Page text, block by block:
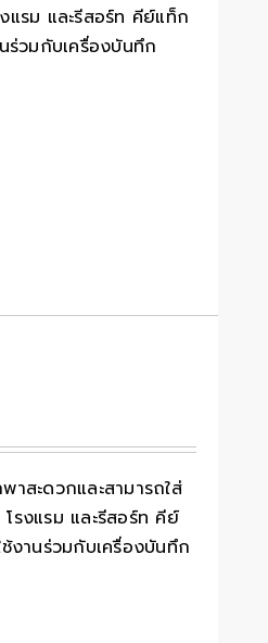
แรม และรีสอร์ท คีย์แท็ก
ร่วมกับเครื่องบันทึก
สะดวกและสามารถใส่
รงแรม และรีสอร์ท คีย์
งานร่วมกับเครื่องบันทึก